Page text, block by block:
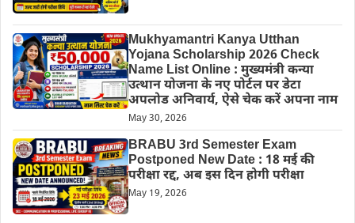
Mukhyamantri Kanya Utthan
Yojana Scholarship 2026 Check
Name List Online : मुख्यमंत्री कन्या
उत्थान योजना के नए पोर्टल पर डेटा
अपलोड अनिवार्य, ऐसे चेक करें अपना नाम
May 30, 2026
BRABU 3rd Semester Exam
Postponed New Date : 18 मई की
परीक्षा रद्द, अब इस दिन होगी परीक्षा
May 19, 2026